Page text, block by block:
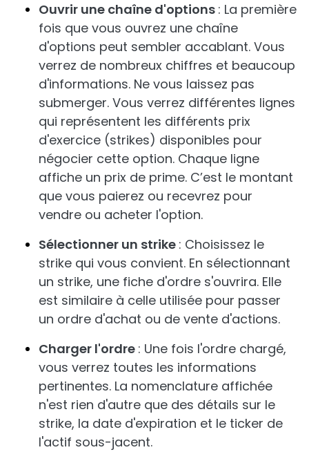
Ouvrir une chaîne d'options : La première
fois que vous ouvrez une chaîne
d'options peut sembler accablant. Vous
verrez de nombreux chiffres et beaucoup
d'informations. Ne vous laissez pas
submerger. Vous verrez différentes lignes
qui représentent les différents prix
d'exercice (strikes) disponibles pour
négocier cette option. Chaque ligne
affiche un prix de prime. C’est le montant
que vous paierez ou recevrez pour
vendre ou acheter l'option.
Sélectionner un strike : Choisissez le
strike qui vous convient. En sélectionnant
un strike, une fiche d'ordre s'ouvrira. Elle
est similaire à celle utilisée pour passer
un ordre d'achat ou de vente d'actions.
Charger l'ordre : Une fois l'ordre chargé,
vous verrez toutes les informations
pertinentes. La nomenclature affichée
n'est rien d'autre que des détails sur le
strike, la date d'expiration et le ticker de
l'actif sous-jacent.